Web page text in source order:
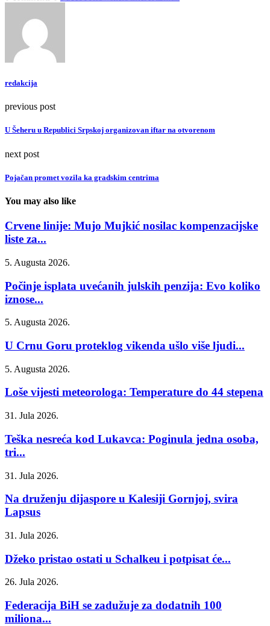
redakcija
previous post
U Šeheru u Republici Srpskoj organizovan iftar na otvorenom
next post
Pojačan promet vozila ka gradskim centrima
You may also like
Crvene linije: Mujo Mujkić nosilac kompenzacijske
liste za...
5. Augusta 2026.
Počinje isplata uvećanih julskih penzija: Evo koliko
iznose...
5. Augusta 2026.
U Crnu Goru proteklog vikenda ušlo više ljudi...
5. Augusta 2026.
Loše vijesti meteorologa: Temperature do 44 stepena
31. Jula 2026.
Teška nesreća kod Lukavca: Poginula jedna osoba,
tri...
31. Jula 2026.
Na druženju dijaspore u Kalesiji Gornjoj, svira
Lapsus
31. Jula 2026.
Džeko pristao ostati u Schalkeu i potpisat će...
26. Jula 2026.
Federacija BiH se zadužuje za dodatnih 100
miliona...